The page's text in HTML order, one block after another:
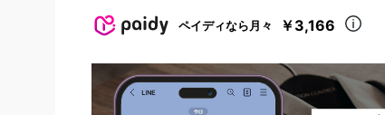
ペイディなら月々 ￥3,166